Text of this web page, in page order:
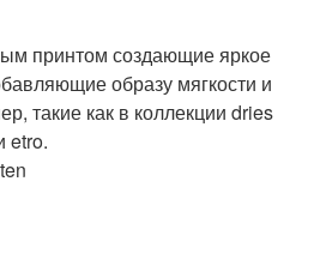
принтом создающие яркое
образу мягкости и
такие как в коллекции dries
etro.